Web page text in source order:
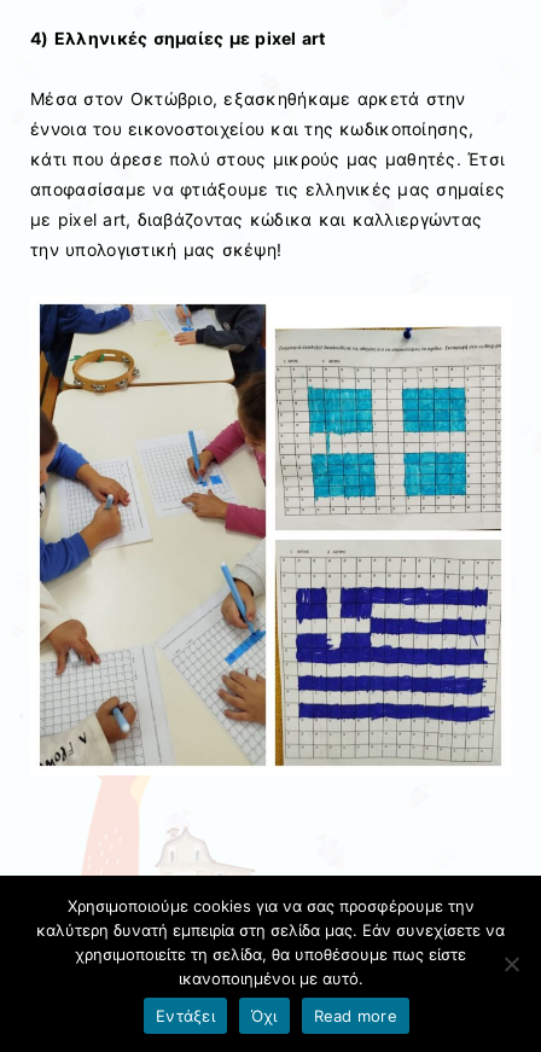
4) Ελληνικές σημαίες με pixel art
Μέσα στον Οκτώβριο, εξασκηθήκαμε αρκετά στην
έννοια του εικονοστοιχείου και της κωδικοποίησης,
κάτι που άρεσε πολύ στους μικρούς μας μαθητές. Έτσι
αποφασίσαμε να φτιάξουμε τις ελληνικές μας σημαίες
με pixel art, διαβάζοντας κώδικα και καλλιεργώντας
την υπολογιστική μας σκέψη!
Χρησιμοποιούμε cookies για να σας προσφέρουμε την
καλύτερη δυνατή εμπειρία στη σελίδα μας. Εάν συνεχίσετε να
χρησιμοποιείτε τη σελίδα, θα υποθέσουμε πως είστε
ικανοποιημένοι με αυτό.
Εντάξει
Όχι Read more